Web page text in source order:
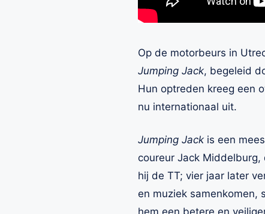
Op de motorbeurs in
Jumping Jack, begeleid
Hun optreden kreeg een
nu internationaal uit.
Jumping Jack is een
coureur Jack Middelburg,
hij de TT; vier jaar later
en muziek samenkomen,
hem een betere en